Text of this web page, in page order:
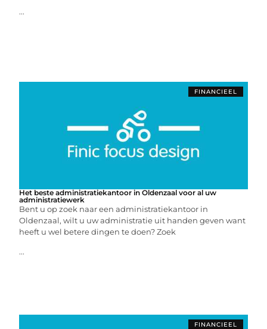
...
FINANCIEEL
Het beste administratiekantoor in Oldenzaal voor al uw
administratiewerk
Bent u op zoek naar een administratiekantoor in
Oldenzaal, wilt u uw administratie uit handen geven want
heeft u wel betere dingen te doen? Zoek
...
FINANCIEEL